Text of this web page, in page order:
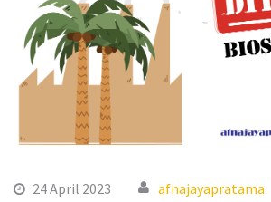
24 April 2023 afnajayapratama